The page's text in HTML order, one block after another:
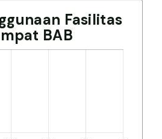
Fasilitas
BAB